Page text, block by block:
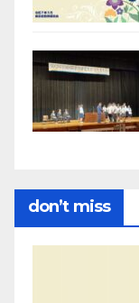
don’t miss